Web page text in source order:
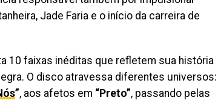
Jade Faria e o início da carreira de
10 faixas inéditas que refletem sua história
O disco atravessa diferentes universos:
”, aos afetos em “Preto”, passando pelas